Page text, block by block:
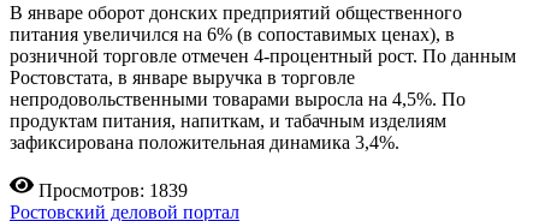
В январе оборот донских предприятий общественного
питания увеличился на 6% (в сопоставимых ценах), в
розничной торговле отмечен 4-процентный рост. По данным
Ростовстата, в январе выручка в торговле
непродовольственными товарами выросла на 4,5%. По
продуктам питания, напиткам, и табачным изделиям
зафиксирована положительная динамика 3,4%.
Просмотров: 1839
Ростовский деловой портал